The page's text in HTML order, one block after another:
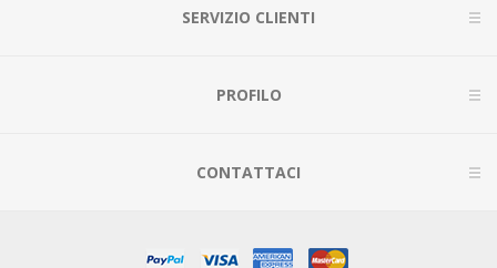
SERVIZIO CLIENTI
PROFILO
CONTATTACI